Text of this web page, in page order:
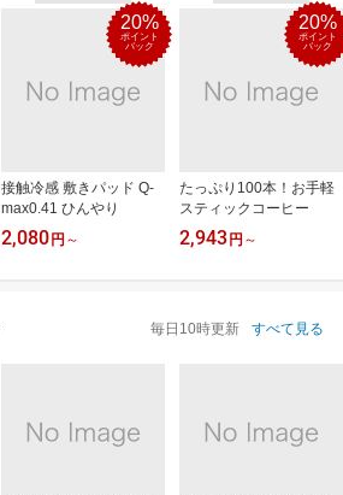
20%
ポイント
バック
接触冷感 敷きパッド Q-
max0.41 ひんやり
2,080 円 ～
20%
ポイント
バック
たっぷり100本！お手軽
スティックコーヒー
2,943 円 ～
毎日10時更新 すべて見る